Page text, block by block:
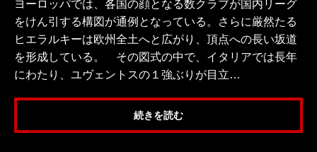
ヨーロッパでは、各国の顔となる数クラブが国内リーグ
をけん引する構図が通例となっている。さらに厳然たる
ヒエラルキーは欧州全土へと広がり、頂点への長い坂道
を形成している。 その図式の中で、イタリアでは長年
にわたり、ユヴェントスの１強ぶりが目立…
続きを読む